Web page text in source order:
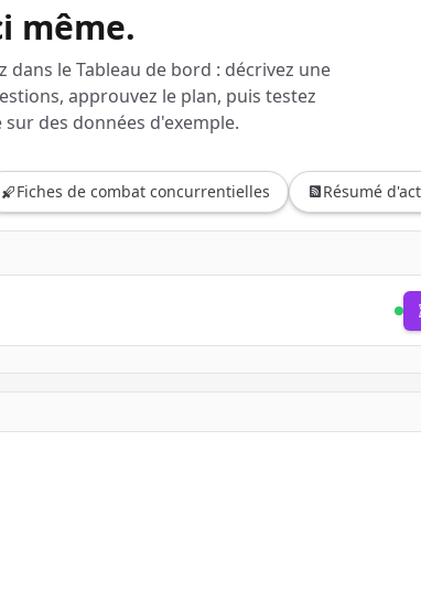
même.
le Tableau de bord : décrivez une
approuvez le plan, puis testez
des données d'exemple.
Fiches de combat concurrentielles Résumé